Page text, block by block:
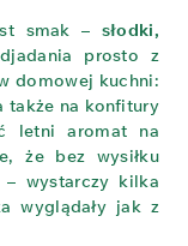
smak – słodki,
prosto z
domowej kuchni:
także na konfitury
letni aromat na
że bez wysiłku
wystarczy kilka
wyglądały jak z